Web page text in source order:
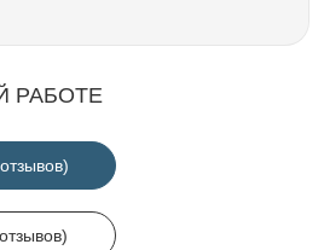
РАБОТЕ